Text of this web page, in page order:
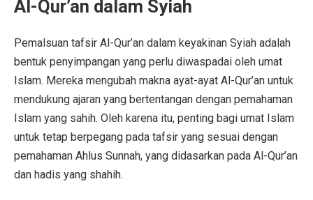
Al-Qur’an dalam Syiah
Pemalsuan tafsir Al-Qur’an dalam keyakinan Syiah adalah
bentuk penyimpangan yang perlu diwaspadai oleh umat
Islam. Mereka mengubah makna ayat-ayat Al-Qur’an untuk
mendukung ajaran yang bertentangan dengan pemahaman
Islam yang sahih. Oleh karena itu, penting bagi umat Islam
untuk tetap berpegang pada tafsir yang sesuai dengan
pemahaman Ahlus Sunnah, yang didasarkan pada Al-Qur’an
dan hadis yang shahih.